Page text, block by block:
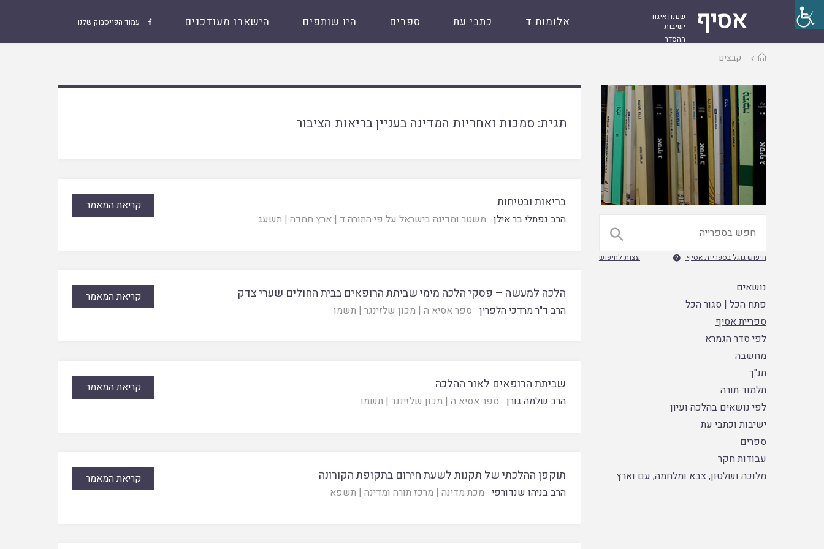
אסיף
שנתון איגוד
ישיבות
ההסדר
 עמוד הפייסבוק שלנו אלומות ד כתבי עת ספרים היו שותפים הישארו מעודכנים
עמודקבצים
תגית: סמכות ואחריות המדינה בעניין בריאות הציבור
בריאות ובטיחות
הרב נפתלי בר אילן משטר ומדינה בישראל על פי התורה ד |ארץ חמדה | תשעג
קריאת המאמר
הלכה למעשה – פסקי הלכה מימי שביתת הרופאים בבית החולים שערי צדק
הרב ד"ר מרדכי הלפרין ספר אסיא ה | מכון שלזינגר | תשמו
קריאת המאמר
שביתת הרופאים לאור ההלכה
הרב שלמה גורן ספר אסיא ה | מכון שלזינגר | תשמו
קריאת המאמר
תוקפן ההלכתי של תקנות לשעת חירום בתקופת הקורונה
הרב בניהו שנדורפי מכת מדינה | מרכז תורה ומדינה | תשפא
קריאת המאמר

חיפוש גוגל בספריית אסיף  עצות לחיפוש
נושאים
פתח הכל |סגור הכל
ספריית אסיף
לפי סדר הגמרא
מחשבה
תנ"ך
תלמוד תורה
לפי נושאים בהלכה ועיון
ישיבות וכתבי עת
ספרים
עבודות חקר
מלוכה ושלטון, צבא ומלחמה, עם וארץ